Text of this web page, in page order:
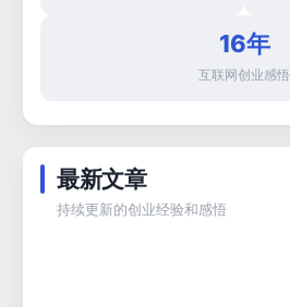
16年
互联网创业感悟
最新文章
持续更新的创业经验和感悟